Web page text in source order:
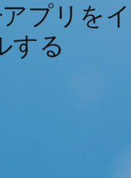
プリをイ
する